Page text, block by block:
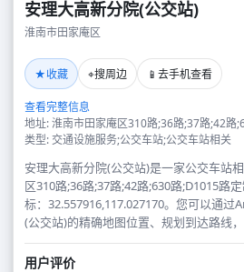
安理大高新分院(公交站)
淮南市田家庵区
★收藏 ⌖搜周边 📱 去手机查看
查看完整信息
地址: 淮南市田家庵区310路;36路;37路;42路
类型: 交通设施服务;公交车站;公交车站相关
安理大高新分院(公交站)是一家公交车站
区310路;36路;37路;42路;630路;D1015路
标：32.557916,117.027170。您可以通过
(公交站)的精确地图位置、规划到达路线
用户评价